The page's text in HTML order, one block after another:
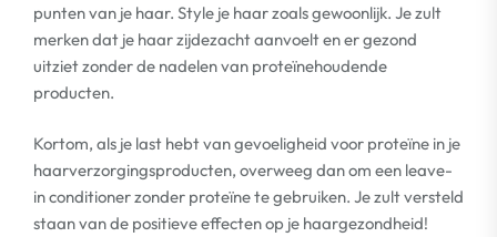
punten van je haar. Style je haar zoals gewoonlijk. Je zult
merken dat je haar zijdezacht aanvoelt en er gezond
uitziet zonder de nadelen van proteïnehoudende
producten.
Kortom, als je last hebt van gevoeligheid voor proteïne in je
haarverzorgingsproducten, overweeg dan om een leave-
in conditioner zonder proteïne te gebruiken. Je zult versteld
staan van de positieve effecten op je haargezondheid!